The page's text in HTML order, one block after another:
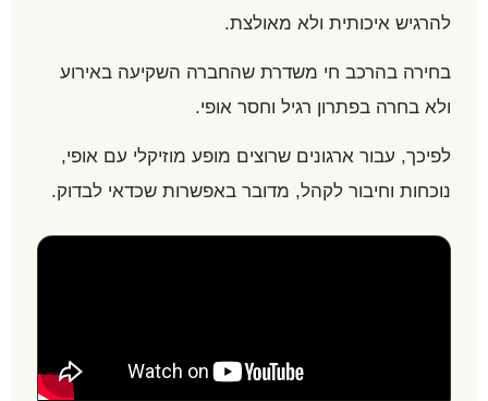
להרגיש איכותית ולא מאולצת.
בחירה בהרכב חי משדרת שהחברה השקיעה באירוע
ולא בחרה בפתרון רגיל וחסר אופי.
לפיכך, עבור ארגונים שרוצים מופע מוזיקלי עם אופי,
נוכחות וחיבור לקהל, מדובר באפשרות שכדאי לבדוק.